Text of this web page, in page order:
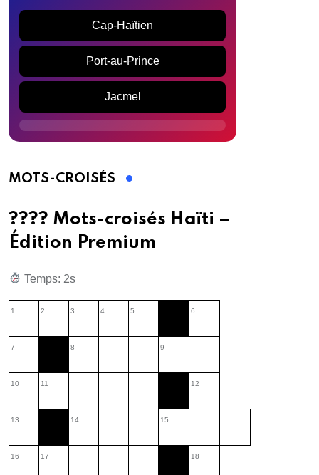
Cap-Haïtien
Port-au-Prince
Jacmel
MOTS-CROISÉS
???? Mots-croisés Haïti –
Édition Premium
Temps: 3s
1 2 3 4 5 6
7 8 9
10 11 12
13 14 15
16 17 18